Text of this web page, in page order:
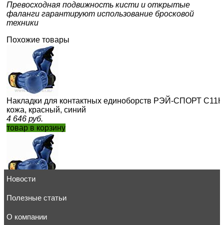
Превосходная подвижность кисти и открытые
фаланги гарантируют использование бросковой
техники
Похожие товары
Накладки для контактных единоборств РЭЙ-СПОРТ
кожа, красный, синий
4 646 руб.
товар в корзину
кожа, красный, синий
товар в корзину
Новости
Полезные статьи
О компании